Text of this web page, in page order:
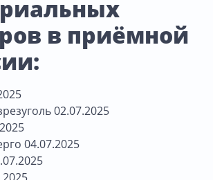
в приёмной
02.07.2025
04.07.2025